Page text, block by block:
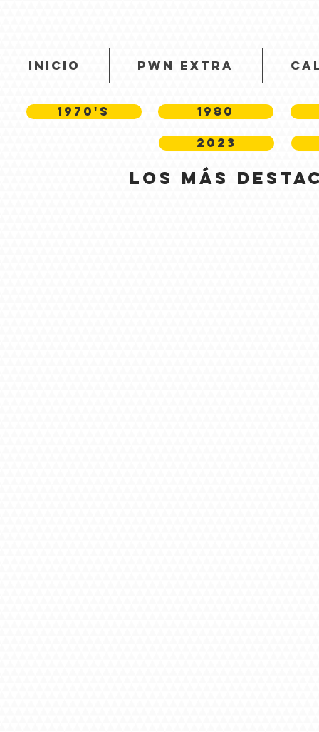
INICIO PWN EXTRA
1970's
1980
2023
los más